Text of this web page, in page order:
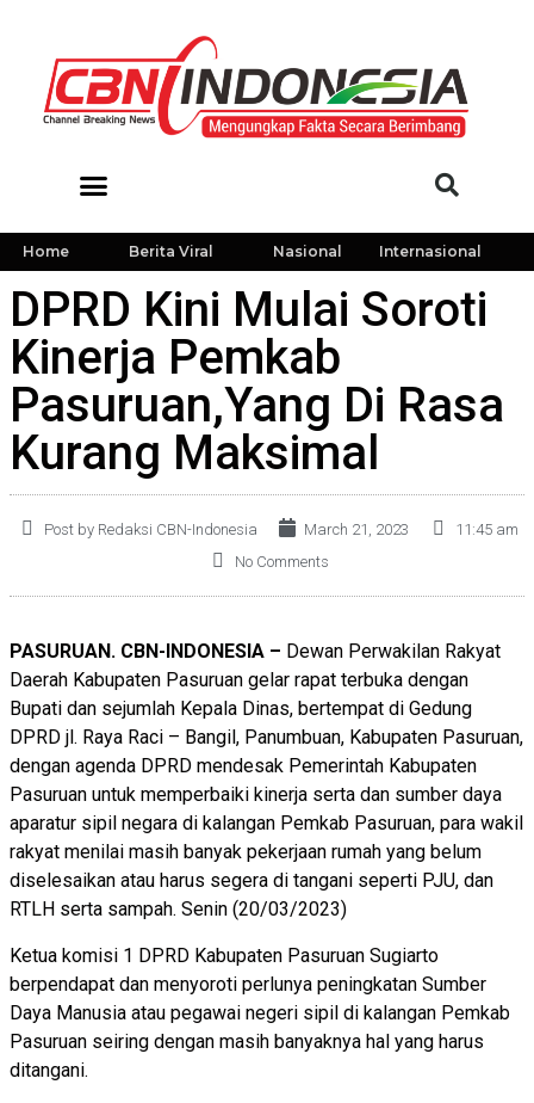
Home Berita Viral Nasional Internasional
DPRD Kini Mulai Soroti
Kinerja Pemkab
Pasuruan,Yang Di Rasa
Kurang Maksimal
Post by Redaksi CBN-Indonesia March 21, 2023
11:45 am
No Comments
PASURUAN. CBN-INDONESIA – Dewan Perwakilan Rakyat
Daerah Kabupaten Pasuruan gelar rapat terbuka dengan
Bupati dan sejumlah Kepala Dinas, bertempat di Gedung
DPRD jl. Raya Raci – Bangil, Panumbuan, Kabupaten Pasuruan,
dengan agenda DPRD mendesak Pemerintah Kabupaten
Pasuruan untuk memperbaiki kinerja serta dan sumber daya
aparatur sipil negara di kalangan Pemkab Pasuruan, para wakil
rakyat menilai masih banyak pekerjaan rumah yang belum
diselesaikan atau harus segera di tangani seperti PJU, dan
RTLH serta sampah. Senin (20/03/2023)
Ketua komisi 1 DPRD Kabupaten Pasuruan Sugiarto
berpendapat dan menyoroti perlunya peningkatan Sumber
Daya Manusia atau pegawai negeri sipil di kalangan Pemkab
Pasuruan seiring dengan masih banyaknya hal yang harus
ditangani.